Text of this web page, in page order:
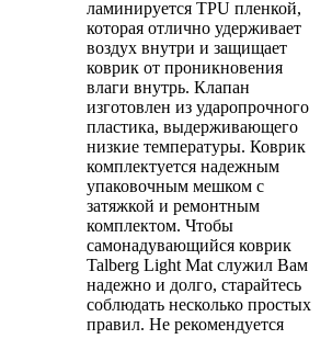
ламинируется TPU пленкой,
которая отлично удерживает
воздух внутри и защищает
коврик от проникновения
влаги внутрь. Клапан
изготовлен из ударопрочного
пластика, выдерживающего
низкие температуры. Коврик
комплектуется надежным
упаковочным мешком с
затяжкой и ремонтным
комплектом. Чтобы
самонадувающийся коврик
Talberg Light Mat служил Вам
надежно и долго, старайтесь
соблюдать несколько простых
правил. Не рекомендуется